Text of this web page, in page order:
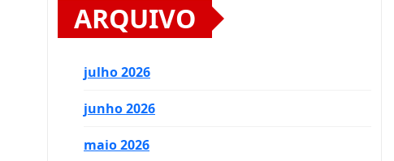
ARQUIVO
julho 2026
junho 2026
maio 2026